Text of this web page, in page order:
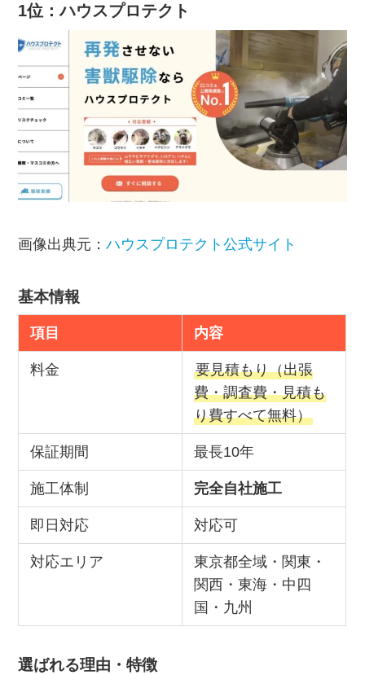
1位：ハウスプロテクト
画像出典元：ハウスプロテクト公式サイト
基本情報
項目 内容
料金
要見積もり（出張
費・調査費・見積も
り費すべて無料）
保証期間 最長10年
施工体制 完全自社施工
即日対応 対応可
対応エリア
東京都全域・関東・
関西・東海・中四
国・九州
選ばれる理由・特徴